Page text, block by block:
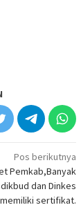
Pos berikutnya
Pemkab,Banyak
dan Dinkes
sertifikat.